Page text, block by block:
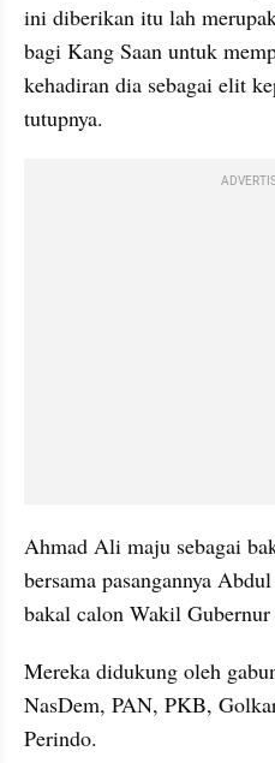
ini diberikan itu lah
bagi Kang Saan untuk
kehadiran dia sebagai elit
tutupnya.
Ahmad Ali maju sebagai
bersama pasangannya
bakal calon Wakil Gubernur
Mereka didukung oleh
NasDem, PAN, PKB,
Perindo.